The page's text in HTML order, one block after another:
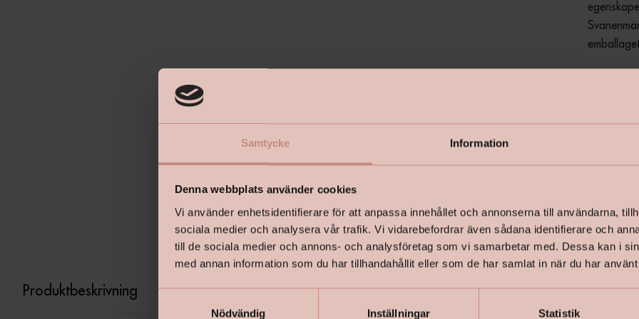
Samtycke Information
Denna webbplats använder cookies
Vi använder enhetsidentifierare för att anpassa innehållet och annonserna till användarna,
sociala medier och analysera vår trafik. Vi vidarebefordrar även sådana identifierare och
till de sociala medier och annons- och analysföretag som vi samarbetar med. Dessa kan i
med annan information som du har tillhandahållit eller som de har samlat in när du har
Nödvändig Inställningar Statistik
- Ser
Produktbeskrivning +